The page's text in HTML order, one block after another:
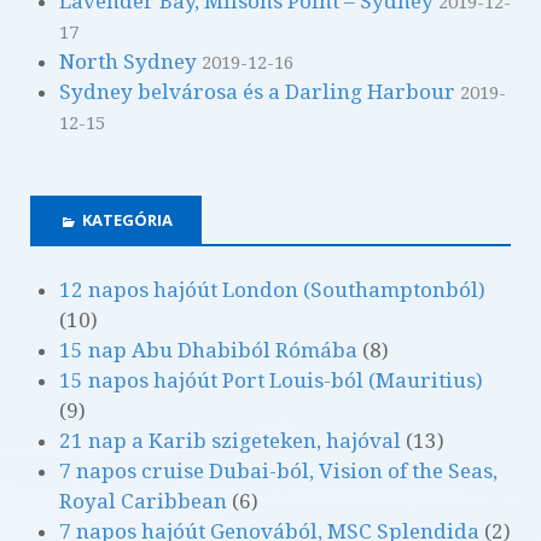
k
17
North Sydney 2019-12-16
Sydney belvárosa és a Darling Harbour 2019-
12-15
KATEGÓRIA
12 napos hajóút London (Southamptonból)
(10)
15 nap Abu Dhabiból Rómába (8)
15 napos hajóút Port Louis-ból (Mauritius)
(9)
21 nap a Karib szigeteken, hajóval (13)
7 napos cruise Dubai-ból, Vision of the Seas,
Royal Caribbean (6)
7 napos hajóút Genovából, MSC Splendida (2)